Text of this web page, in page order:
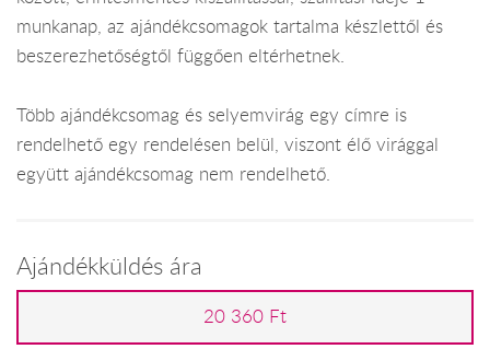
munkanap, az ajándékcsomagok tartalma készlettől és
beszerezhetőségtől függően eltérhetnek.
Több ajándékcsomag és selyemvirág egy címre is
rendelhető egy rendelésen belül, viszont élő virággal
együtt ajándékcsomag nem rendelhető.
Ajándékküldés ára
20 360 Ft